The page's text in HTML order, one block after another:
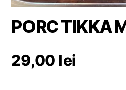
PORC TIKKA
29,00 lei